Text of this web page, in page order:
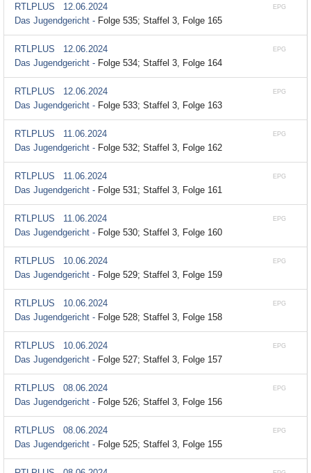
EPG
RTLPLUS
12.06.2024
Das Jugendgericht - Folge 535; Staffel 3, Folge 165
EPG
RTLPLUS
12.06.2024
Das Jugendgericht - Folge 534; Staffel 3, Folge 164
EPG
RTLPLUS
12.06.2024
Das Jugendgericht - Folge 533; Staffel 3, Folge 163
EPG
RTLPLUS
11.06.2024
Das Jugendgericht - Folge 532; Staffel 3, Folge 162
EPG
RTLPLUS
11.06.2024
Das Jugendgericht - Folge 531; Staffel 3, Folge 161
EPG
RTLPLUS
11.06.2024
Das Jugendgericht - Folge 530; Staffel 3, Folge 160
EPG
RTLPLUS
10.06.2024
Das Jugendgericht - Folge 529; Staffel 3, Folge 159
EPG
RTLPLUS
10.06.2024
Das Jugendgericht - Folge 528; Staffel 3, Folge 158
EPG
RTLPLUS
10.06.2024
Das Jugendgericht - Folge 527; Staffel 3, Folge 157
EPG
RTLPLUS
08.06.2024
Das Jugendgericht - Folge 526; Staffel 3, Folge 156
EPG
RTLPLUS
08.06.2024
Das Jugendgericht - Folge 525; Staffel 3, Folge 155